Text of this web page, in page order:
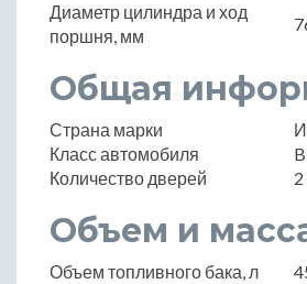
Диаметр цилиндра и ход
поршня, мм
Общая
Страна марки
Класс автомобиля
B
Количество дверей
2
Объем и
Объем топливного бака, л